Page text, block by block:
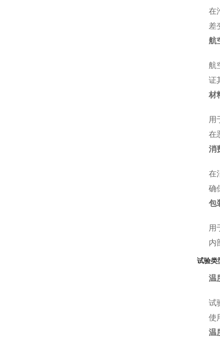
在
差
航
航
证
材
用
在
消
在
确
包
用
内
试验类
温
试
使
温